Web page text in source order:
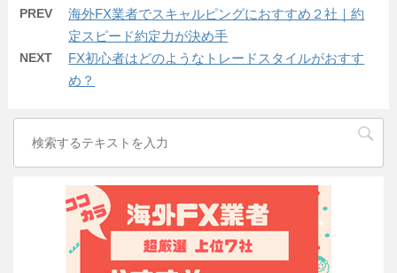
PREV
海外FX業者でスキャルピングにおすすめ２社｜約
定スピード約定力が決め手
NEXT
FX初心者はどのようなトレードスタイルがおすす
め？